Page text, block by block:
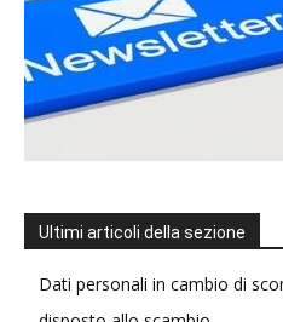
Ultimi articoli della sezione
Dati personali in cambio di